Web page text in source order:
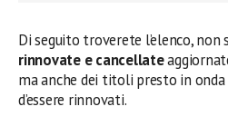
Di seguito troverete l’elenco,
rinnovate e cancellate
ma anche dei titoli presto in
d’essere rinnovati.